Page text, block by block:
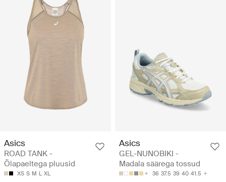
Asics
ROAD TANK -
Õlapaeltega pluusid
XS S M L XL
Asics
GEL-NUNOBIKI -
Madala säärega tossud
36 37.5 39 40 41.5